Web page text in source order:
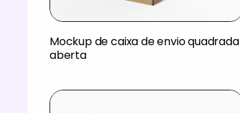
Mockup de caixa de envio quadrada
aberta